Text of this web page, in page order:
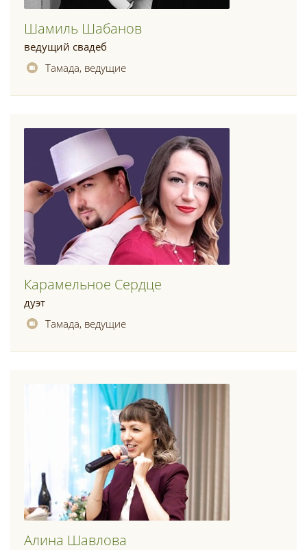
Шамиль Шабанов
ведущий свадеб
Тамада, ведущие
Карамельное Сердце
дуэт
Тамада, ведущие
Алина Шавлова